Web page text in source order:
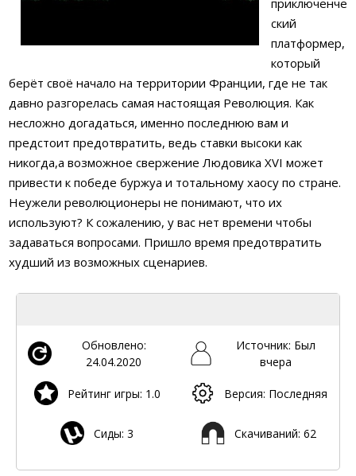
приключенче
ский
платформер,
который
берёт своё начало на территории Франции, где не так
давно разгорелась самая настоящая Революция. Как
несложно догадаться, именно последнюю вам и
предстоит предотвратить, ведь ставки высоки как
никогда,а возможное свержение Людовика XVI может
привести к победе буржуа и тотальному хаосу по стране.
Неужели революционеры не понимают, что их
используют? К сожалению, у вас нет времени чтобы
задаваться вопросами. Пришло время предотвратить
худший из возможных сценариев.
Обновлено:
24.04.2020
Источник: Был
вчера
Рейтинг игры: 1.0 Версия: Последняя
Сиды: 3 Скачиваний: 62